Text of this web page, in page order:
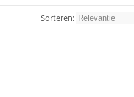
Sorteren: